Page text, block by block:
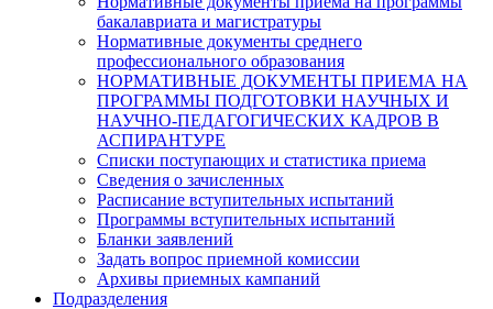
бакалавриата и магистратуры
Нормативные документы среднего
профессионального образования
НОРМАТИВНЫЕ ДОКУМЕНТЫ ПРИЕМА НА
ПРОГРАММЫ ПОДГОТОВКИ НАУЧНЫХ И
НАУЧНО-ПЕДАГОГИЧЕСКИХ КАДРОВ В
АСПИРАНТУРЕ
Списки поступающих и статистика приема
Сведения о зачисленных
Расписание вступительных испытаний
Программы вступительных испытаний
Бланки заявлений
Задать вопрос приемной комиссии
Архивы приемных кампаний
Подразделения